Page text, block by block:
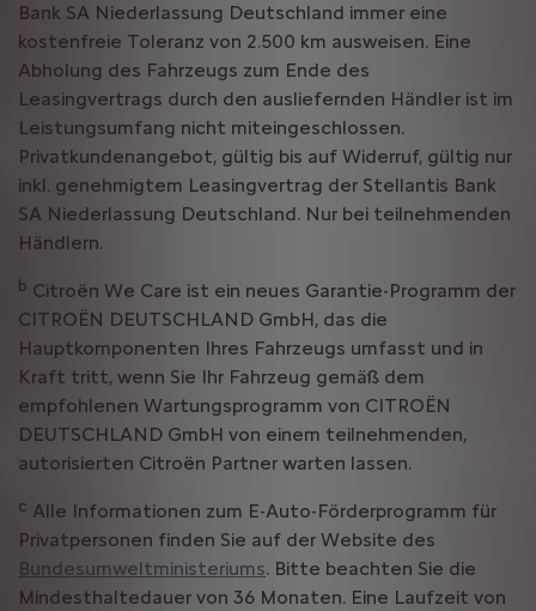
Bank SA Niederlassung Deutschland immer eine
kostenfreie Toleranz von 2.500 km ausweisen. Eine
Abholung des Fahrzeugs zum Ende des
Leasingvertrags durch den ausliefernden Händler ist im
Leistungsumfang nicht miteingeschlossen.
Privatkundenangebot, gültig bis auf Widerruf, gültig nur
inkl. genehmigtem Leasingvertrag der Stellantis Bank
SA Niederlassung Deutschland. Nur bei teilnehmenden
Händlern.
b Citroën We Care ist ein neues Garantie-Programm der
CITROËN DEUTSCHLAND GmbH, das die
Hauptkomponenten Ihres Fahrzeugs umfasst und in
Kraft tritt, wenn Sie Ihr Fahrzeug gemäß dem
empfohlenen Wartungsprogramm von CITROËN
DEUTSCHLAND GmbH von einem teilnehmenden,
autorisierten Citroën Partner warten lassen.
c Alle Informationen zum E-Auto-Förderprogramm für
Privatpersonen finden Sie auf der Website des
Bundesumweltministeriums. Bitte beachten Sie die
Mindesthaltedauer von 36 Monaten. Eine Laufzeit von